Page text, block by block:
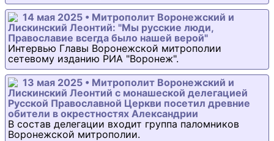
14 мая 2025 • Митрополит Воронежский и
Лискинский Леонтий: "Мы русские люди,
Православие всегда было нашей верой"
Интервью Главы Воронежской митрополии
сетевому изданию РИА "Воронеж".
13 мая 2025 • Митрополит Воронежский и
Лискинский Леонтий с монашеской делегацией
Русской Православной Церкви посетил древние
обители в окрестностях Александрии
В состав делегации входит группа паломников
Воронежской митрополии.